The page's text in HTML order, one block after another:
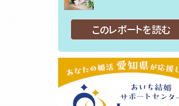
このレポートを読む